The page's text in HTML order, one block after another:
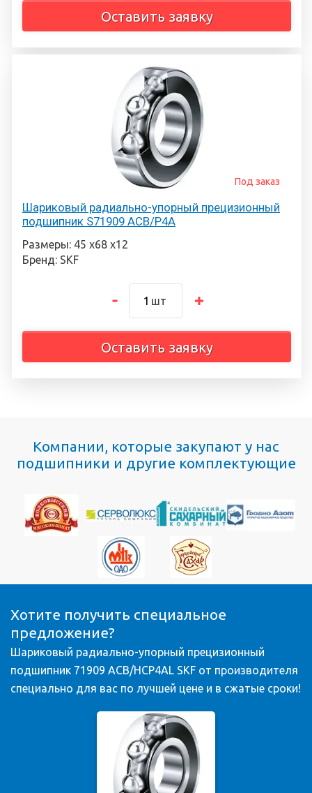
Оставить заявку
Шариковый радиально-упорный прецизионный
подшипник S71909 ACB/P4A
Под заказ
Размеры: 45 х68 х12
Бренд: SKF
шт
Оставить заявку
Компании, которые закупают у нас
подшипники и другие комплектующие
Хотите получить специальное
предложение?
Шариковый радиально-упорный прецизионный
подшипник 71909 ACB/HCP4AL SKF от производителя
специально для вас по лучшей цене и в сжатые сроки!